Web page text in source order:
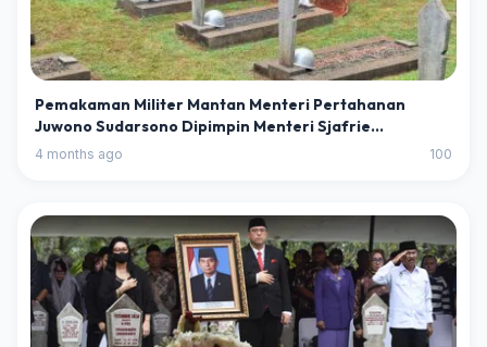
Pemakaman Militer Mantan Menteri Pertahanan
Juwono Sudarsono Dipimpin Menteri Sjafrie
Sjamsoeddin
4 months ago 100